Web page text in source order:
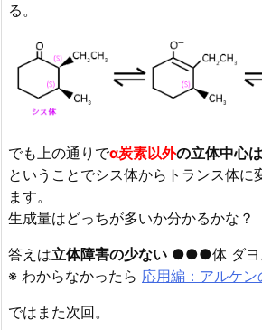
る。
でも上の通りでα炭素以外の立体中心は
ということでシス体からトランス体に
ます。
生成量はどっちが多いか分かるかな？
答えは立体障害の少ない ●●●体 ダヨ
※ わからなかったら 応用編：アルケ
ではまた次回。